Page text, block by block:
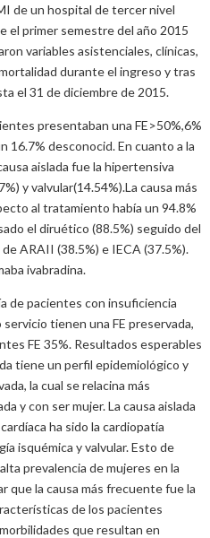
de un hospital de tercer nivel
el primer semestre del año 2015
variables asistenciales, clínicas,
durante el ingreso y tras
el 31 de diciembre de 2015.
presentaban una FE>50%,6%
16.7% desconocid. En cuanto a la
aislada fue la hipertensiva
y valvular(14.54%).La causa más
al tratamiento había un 94.8%
el diruético (88.5%) seguido del
ARAII (38.5%) e IECA (37.5%).
ivabradina.
de pacientes con insuficiencia
tienen una FE preservada,
FE 35%. Resultados esperables
tiene un perfil epidemiológico y
la cual se relacina más
y con ser mujer. La causa aislada
ha sido la cardiopatía
isquémica y valvular. Esto de
prevalencia de mujeres en la
que la causa más frecuente fue la
de los pacientes
que resultan en